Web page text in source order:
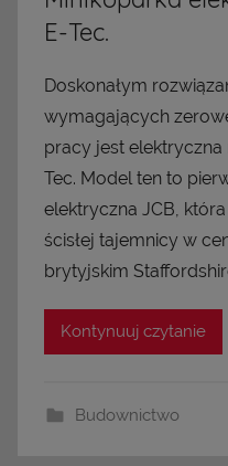
E-Tec.
Doskonałym
wymagających
pracy jest elektryczna
Tec. Model ten to
elektryczna JCB,
ścisłej tajemnicy w
brytyjskim
Kontynuuj czytanie
Budownictwo